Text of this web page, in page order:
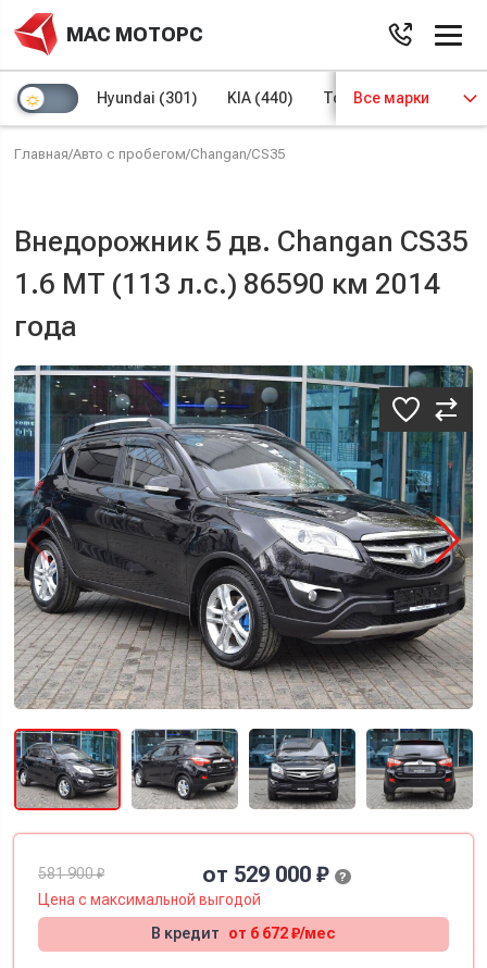
МАС МОТОРС
Hyundai (301) KIA (440) Toyota(97)
Все марки
Главная/Авто с пробегом/Changan/CS35
Внедорожник 5 дв. Changan CS35
1.6 MT (113 л.с.) 86590 км 2014
года
581 900 ₽ от 529 000 ₽ ?
Цена смаксимальнойвыгодой
В кредит
от 6 672 ₽/мес